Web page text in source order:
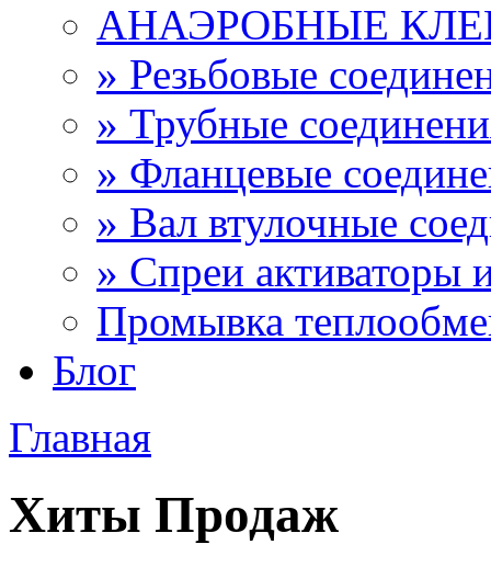
АНАЭРОБНЫЕ
» Резьбовые
» Трубные
» Фланцевые
» Вал втулочные
» Спреи активаторы
Промывка
Блог
Главная
Хиты Продаж